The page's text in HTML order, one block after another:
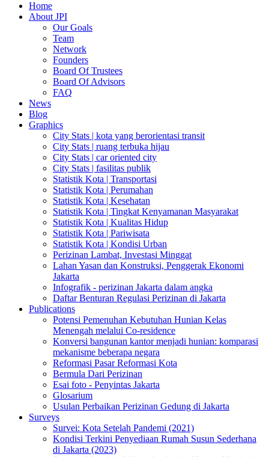
Home
About JPI
Our Goals
Team
Network
Founders
Board Of Trustees
Board Of Advisors
FAQ
News
Blog
Graphics
City Stats | kota yang berorientasi transit
City Stats | ruang terbuka hijau
City Stats | car oriented city
City Stats | fasilitas publik
Statistik Kota | Transportasi
Statistik Kota | Perumahan
Statistik Kota | Kesehatan
Statistik Kota | Tingkat Kenyamanan Masyarakat
Statistik Kota | Kualitas Hidup
Statistik Kota | Pariwisata
Statistik Kota | Kondisi Urban
Perizinan Lambat, Investasi Minggat
Lahan Yasan dan Konstruksi, Penggerak Ekonomi
Jakarta
Infografik - perizinan Jakarta dalam angka
Daftar Benturan Regulasi Perizinan di Jakarta
Publications
Potensi Pemenuhan Kebutuhan Hunian Kelas
Menengah melalui Co-residence
Konversi bangunan kantor menjadi hunian: komparasi
mekanisme beberapa negara
Reformasi Pasar Reformasi Kota
Bermula Dari Perizinan
Esai foto - Penyintas Jakarta
Glosarium
Usulan Perbaikan Perizinan Gedung di Jakarta
Surveys
Survei: Kota Setelah Pandemi (2021)
Kondisi Terkini Penyediaan Rumah Susun Sederhana
di Jakarta (2023)